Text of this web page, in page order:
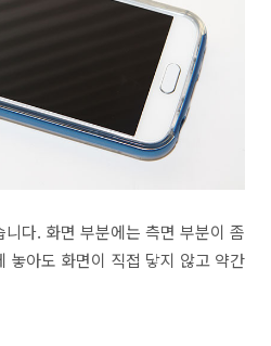
다. 화면 부분에는 측면 부분이 좀
놓아도 화면이 직접 닿지 않고 약간